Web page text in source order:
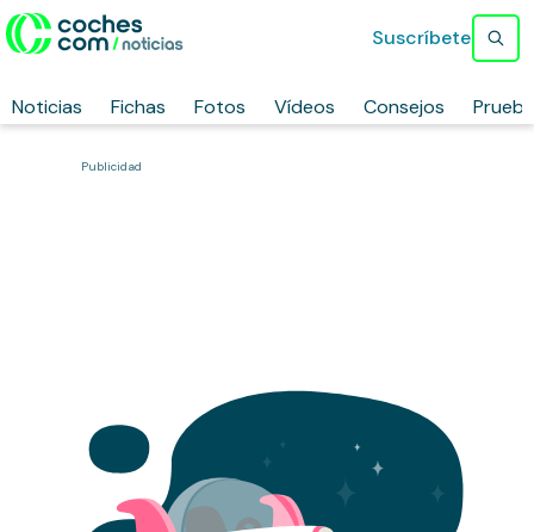
Noticias Fichas Fotos Vídeos Consejos
Suscríbete
Publicidad